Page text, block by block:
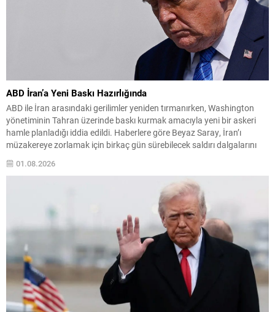
ABD İran’a Yeni Baskı Hazırlığında
ABD ile İran arasındaki gerilimler yeniden tırmanırken, Washington
yönetiminin Tahran üzerinde baskı kurmak amacıyla yeni bir askeri
hamle planladığı iddia edildi. Haberlere göre Beyaz Saray, İran’ı
müzakereye zorlamak için birkaç gün sürebilecek saldırı dalgalarını
devreye sokmayı değerlendirdi. Wall Street Journal’in hükümet
kaynaklarına dayandırdığı haber, olası operasyonların bu hafta sonu
01.08.2026